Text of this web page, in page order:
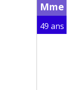
Mme
49 ans